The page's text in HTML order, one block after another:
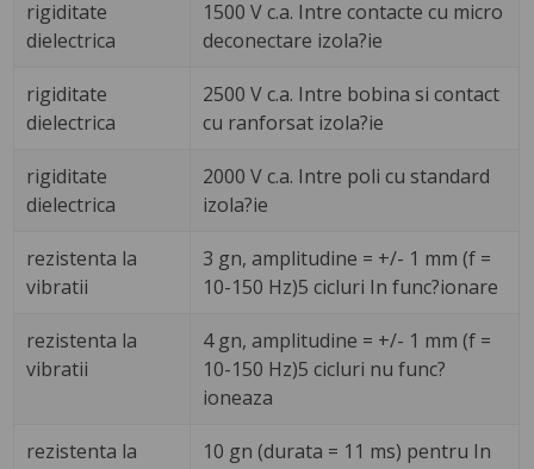
rigiditate
dielectrica
1500 V c.a. Intre contacte cu micro
deconectare izola?ie
rigiditate
dielectrica
2500 V c.a. Intre bobina si contact
cu ranforsat izola?ie
rigiditate
dielectrica
2000 V c.a. Intre poli cu standard
izola?ie
rezistenta la
vibratii
3 gn, amplitudine = +/- 1 mm (f =
10-150 Hz)5 cicluri In func?ionare
rezistenta la
vibratii
4 gn, amplitudine = +/- 1 mm (f =
10-150 Hz)5 cicluri nu func?
ioneaza
rezistenta la
10 gn (durata = 11 ms) pentru In